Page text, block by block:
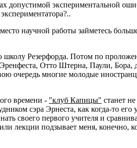
допустимой экспериментальной
научной работы займетесь
школу Резерфорда. Потом по
Отто Штерна, Паули, Бора,
многие молодые
времени - "клуб Капицы" станет
сэра Эрнеста, как когда-то
своего первого учителя и
лекции подзывает меня, конечно,